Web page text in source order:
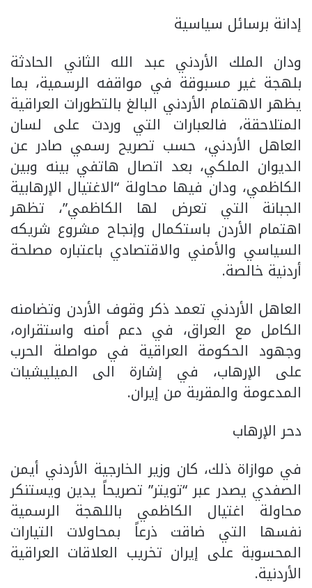
إدانة برسائل سياسية
ودان الملك الأردني عبد الله الثاني الحادثة
بلهجة غير مسبوقة في مواقفه الرسمية، بما
يظهر الاهتمام الأردني البالغ بالتطورات العراقية
المتلاحقة، فالعبارات التي وردت على لسان
العاهل الأردني، حسب تصريح رسمي صادر عن
الديوان الملكي، بعد اتصال هاتفي بينه وبين
الكاظمي، ودان فيها محاولة “الاغتيال الإرهابية
الجبانة التي تعرض لها الكاظمي”، تظهر
اهتمام الأردن باستكمال وإنجاح مشروع شريكه
السياسي والأمني والاقتصادي باعتباره مصلحة
أردنية خالصة.
العاهل الأردني تعمد ذكر وقوف الأردن وتضامنه
الكامل مع العراق، في دعم أمنه واستقراره،
وجهود الحكومة العراقية في مواصلة الحرب
على الإرهاب، في إشارة الى الميليشيات
المدعومة والمقربة من إيران.
دحر الإرهاب
في موازاة ذلك، كان وزير الخارجية الأردني أيمن
الصفدي يصدر عبر “تويتر” تصريحاً يدين ويستنكر
محاولة اغتيال الكاظمي باللهجة الرسمية
نفسها التي ضاقت ذرعاً بمحاولات التيارات
المحسوبة على إيران تخريب العلاقات العراقية
الأردنية.